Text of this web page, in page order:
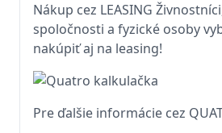
Nákup cez LEASING
spoločnosti a fyzické osoby
nakúpiť aj na leasing!
Pre ďalšie informácie cez